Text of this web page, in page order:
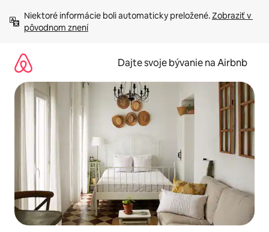
obsah.
Niektoré informácie boli automaticky preložené. Zobraziť v
pôvodnom znení
Dajte svoje bývanie na Airbnb